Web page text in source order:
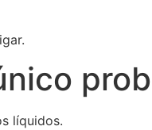
líquidos.